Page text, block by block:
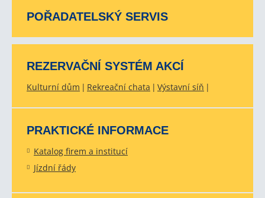
POŘADATELSKÝ SERVIS
REZERVAČNÍ SYSTÉM AKCÍ
Kulturní dům Rekreační chata Výstavní síň
PRAKTICKÉ INFORMACE
Katalog firem a institucí
Jízdní řády